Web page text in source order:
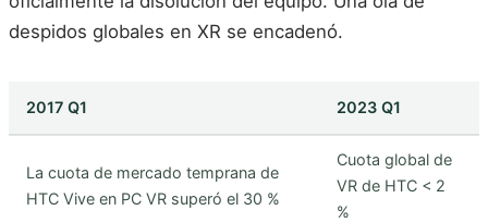
despidos globales en XR se encadenó.
2017 Q1 2023 Q1
La cuota de mercado temprana de
HTC Vive en PC VR superó el 30 %
Cuota global de
VR de HTC < 2
%